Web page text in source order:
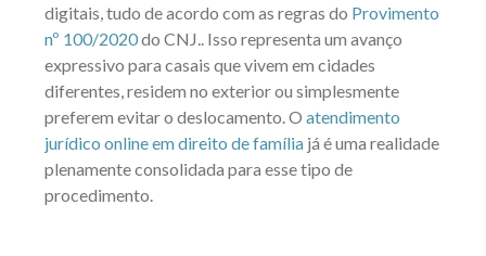
digitais, tudo de acordo com as regras do Provimento
nº 100/2020do CNJ.
. Isso representa um avanço
expressivo para casais que vivem em cidades
diferentes, residem no exterior ou simplesmente
preferem evitar o deslocamento. O atendimento
jurídico online em direito de família já é uma realidade
plenamente consolidada para esse tipo de
procedimento.